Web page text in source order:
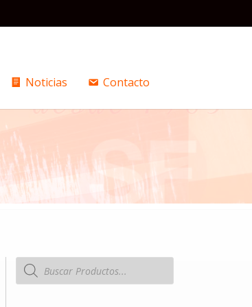
Noticias Contacto
Búsqueda
de
productos